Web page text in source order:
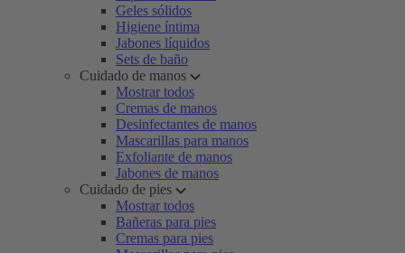
Geles sólidos
Higiene íntima
Jabones líquidos
Sets de baño
Cuidado de manos
Mostrar todos
Cremas de manos
Desinfectantes de manos
Mascarillas para manos
Exfoliante de manos
Jabones de manos
Cuidado de pies
Mostrar todos
Bañeras para pies
Cremas para pies